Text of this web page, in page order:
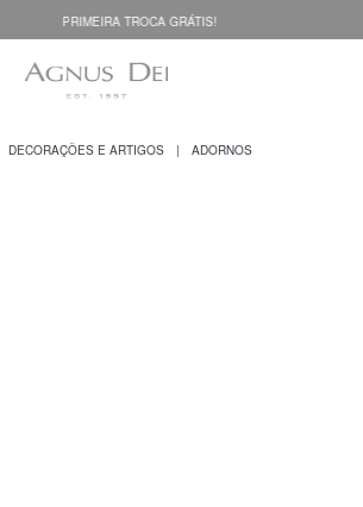
PRIMEIRA TROCA GRÁTIS!
DECORAÇÕES E ARTIGOS ADORNOS